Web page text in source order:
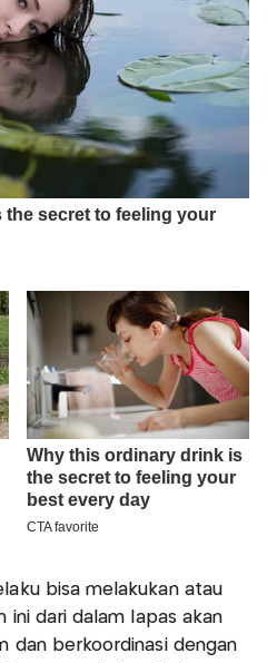
bisa melakukan atau
ini dari dalam lapas akan
dan berkoordinasi dengan